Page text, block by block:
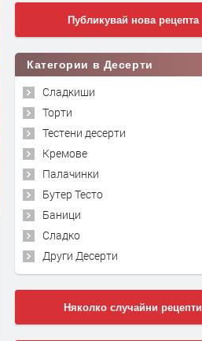
Публикувай нова рецепта
Категории в Десерти
Сладкиши
Торти
Тестени десерти
Кремове
Палачинки
Бутер Тесто
Баници
Сладко
Други Десерти
Няколко случайни рецепти